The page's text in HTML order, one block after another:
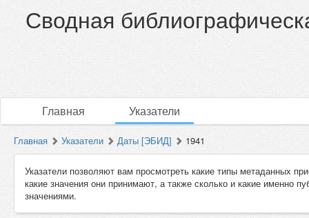
Сводная
Главная Указатели
Главная Указатели Даты [ЭБИД] 1941
Указатели позволяют вам просмотреть какие типы метаданных
какие значения они принимают, а также сколько и какие именно
значениями.